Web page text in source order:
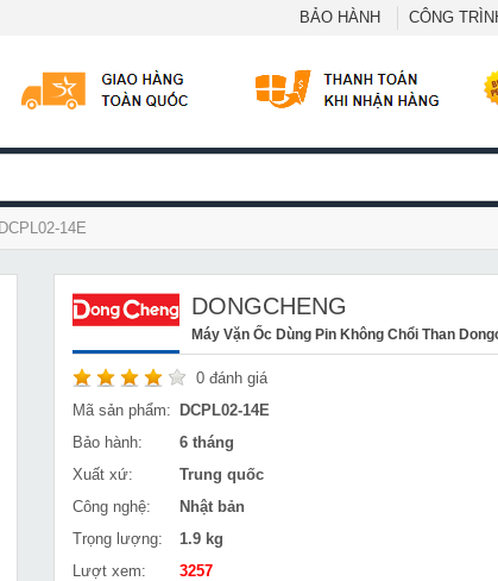
BẢO HÀNH CÔNG
14E
DONGCHENG
Máy Vặn Ốc Dùng Pin Không Chổi Than
0 đánh giá
Mã sản phẩm:
DCPL02-14E
Bảo hành:
6 tháng
Xuất xứ:
Trung quốc
Công nghệ:
Nhật bản
Trọng lượng:
1.9 kg
Lượt xem:
3257